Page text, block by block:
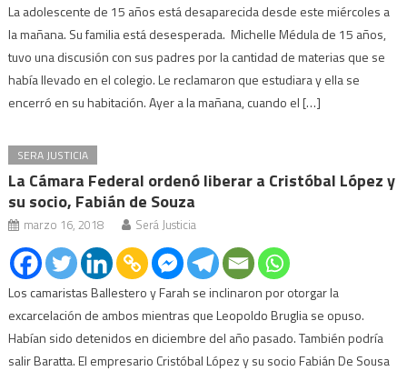
La adolescente de 15 años está desaparecida desde este miércoles a
la mañana. Su familia está desesperada. Michelle Médula de 15 años,
tuvo una discusión con sus padres por la cantidad de materias que se
había llevado en el colegio. Le reclamaron que estudiara y ella se
encerró en su habitación. Ayer a la mañana, cuando el […]
SERA JUSTICIA
La Cámara Federal ordenó liberar a Cristóbal López y
su socio, Fabián de Souza
marzo 16, 2018 Será Justicia
Los camaristas Ballestero y Farah se inclinaron por otorgar la
excarcelación de ambos mientras que Leopoldo Bruglia se opuso.
Habían sido detenidos en diciembre del año pasado. También podría
salir Baratta. El empresario Cristóbal López y su socio Fabián De Sousa